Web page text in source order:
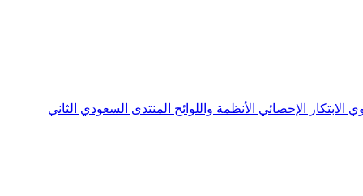
الابتكار الإحصائي الأنظمة واللوائح المنتدى السعودي الثاني